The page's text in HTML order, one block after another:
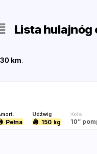
Lista hulajnóg
km.
Pełna
Udźwig
150 kg
Koła
10″